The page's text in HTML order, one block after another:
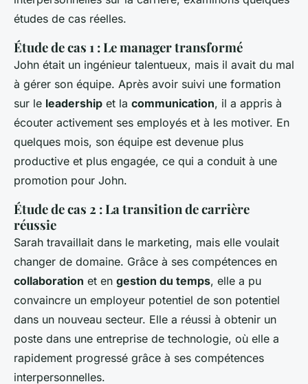
études de cas réelles.
Étude de cas 1 : Le manager transformé
John était un ingénieur talentueux, mais il avait du mal
à gérer son équipe. Après avoir suivi une formation
sur le leadership et la communication, il a appris à
écouter activement ses employés et à les motiver. En
quelques mois, son équipe est devenue plus
productive et plus engagée, ce qui a conduit à une
promotion pour John.
Étude de cas 2 : La transition de carrière
réussie
Sarah travaillait dans le marketing, mais elle voulait
changer de domaine. Grâce à ses compétences en
collaboration et en gestion du temps, elle a pu
convaincre un employeur potentiel de son potentiel
dans un nouveau secteur. Elle a réussi à obtenir un
poste dans une entreprise de technologie, où elle a
rapidement progressé grâce à ses compétences
interpersonnelles.